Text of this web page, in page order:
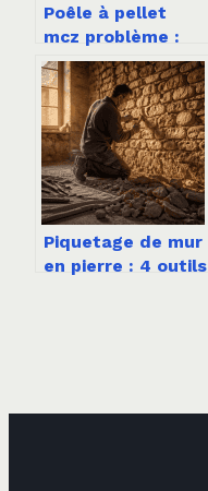
Poêle à pellet
mcz problème :
causes, solutions
et prévention
Piquetage de mur
en pierre : 4 outils